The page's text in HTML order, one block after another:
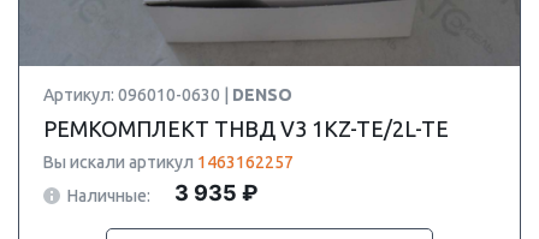
Артикул: 096010-0630 | DENSO
РЕМКОМПЛЕКТ ТНВД V3 1KZ-TE/2L-TE
Вы искали артикул 1463162257
Наличные:
3 935 ₽